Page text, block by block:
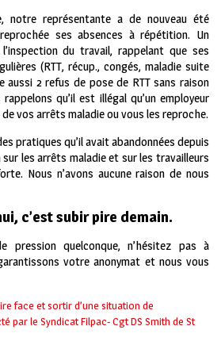
notre représentante a de nouveau été
ses absences à répétition. Un
du travail, rappelant que ses
(RTT, récup., congés, maladie suite
aussi 2 refus de pose de RTT sans raison
qu’il est illégal qu’un employeur
vos arrêts maladie ou vous les reproche.
pratiques qu’il avait abandonnées depuis
les arrêts maladie et sur les travailleurs
Nous n’avons aucune raison de nous
c’est subir pire demain.
pression quelconque, n’hésitez pas à
votre anonymat et nous vous
face et sortir d’une situation de
par le Syndicat Filpac- Cgt DS Smith de St